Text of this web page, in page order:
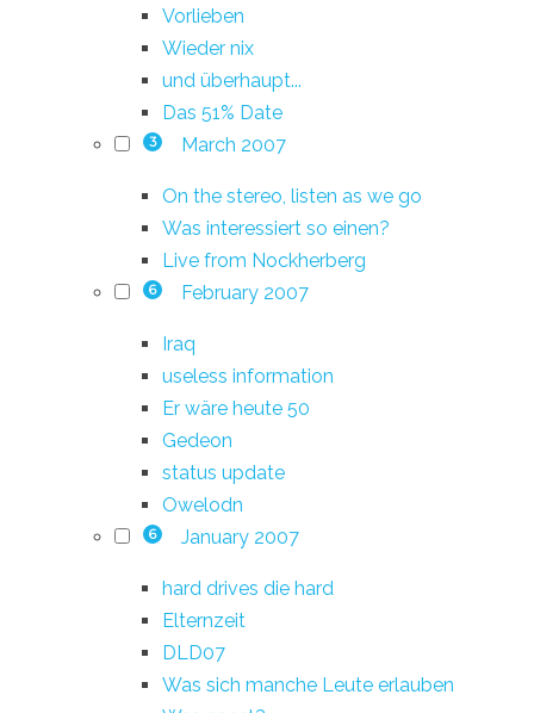
Vorlieben
Wieder nix
und überhaupt...
Das 51% Date
3 March 2007
On the stereo, listen as we go
Was interessiert so einen?
Live from Nockherberg
6 February 2007
Iraq
useless information
Er wäre heute 50
Gedeon
status update
Owelodn
6 January 2007
hard drives die hard
Elternzeit
DLD07
Was sich manche Leute erlauben